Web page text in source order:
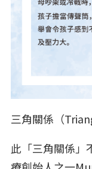
三角關係（
此「三角關係」